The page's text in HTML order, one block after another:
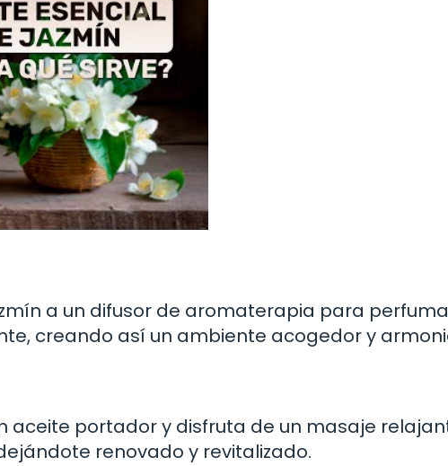
a un difusor de aromaterapia para
creando así un ambiente acogedor y
aceite portador y disfruta de un masaje
renovado y revitalizado.